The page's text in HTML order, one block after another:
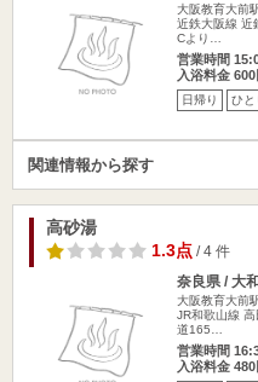
大阪教育大前
近鉄大阪線 近
Cより…
営業時間
入浴料金 600
日帰り ひと
関連情報から探す
高砂湯
1.3点/ 4 件
奈良県 / 大
大阪教育大前
JR和歌山線
道165…
営業時間
入浴料金 480